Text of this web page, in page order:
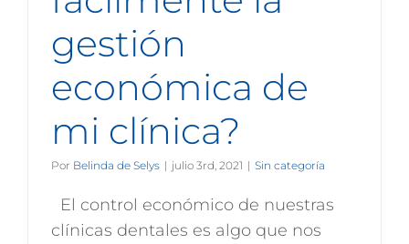
gestión
económica de
mi clínica?
Por Belinda de Selys | julio 3rd, 2021 | Sin categoría
El control económico de nuestras
clínicas dentales es algo que nos